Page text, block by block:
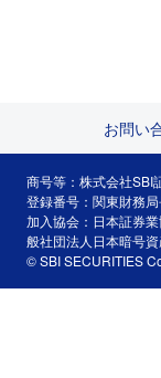
お問い
商号等：株式会社SBI
登録番号：関東財務
加入協会：日本証券
般社団法人日本暗号
© SBI SECURITIES